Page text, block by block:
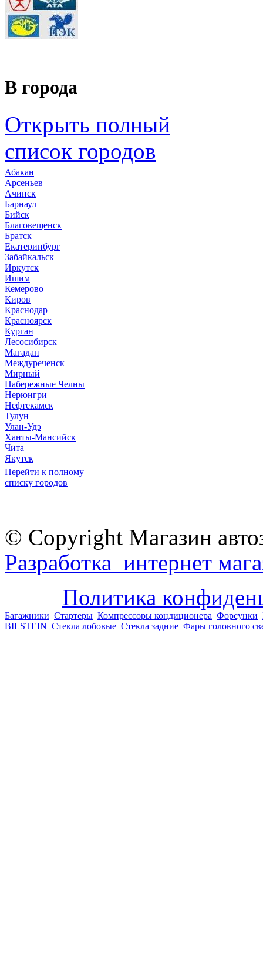
В города
Открыть полный
список городов
Абакан
Арсеньев
Ачинск
Барнаул
Бийск
Благовещенск
Братск
Екатеринбург
Забайкальск
Иркутск
Ишим
Кемерово
Киров
Краснодар
Красноярск
Курган
Лесосибирск
Магадан
Междуреченск
Мирный
Набережные Челны
Нерюнгри
Нефтекамск
Тулун
Улан-Удэ
Ханты-Мансийск
Чита
Якутск
Перейти к полному
списку городов
© Copyright Магазин
Разработка интернет
Политика
Багажники Стартеры Компрессоры кондиционера Форсунки
BILSTEIN Стекла лобовые Стекла задние Фары головного